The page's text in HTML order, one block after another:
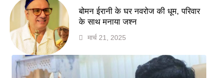
बोमन ईरानी के घर नवरोज की धूम, परिवार
के साथ मनाया जश्न
मार्च 21, 2025